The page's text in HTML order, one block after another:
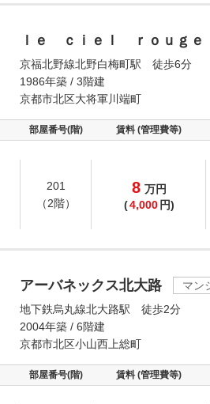
ｌｅ ｃｉｅｌ ｒｏｕｇｅ
京福北野線北野白梅町駅 徒歩6分
1986年築 / 3階建
京都市北区大将軍川端町
部屋番号(階) 賃料 (管理費等)
201
（2階）
8 万円
(4,000 円)
アーバネックス北大路
マン
地下鉄烏丸線北大路駅 徒歩2分
2004年築 / 6階建
京都市北区小山西上総町
部屋番号(階) 賃料 (管理費等)